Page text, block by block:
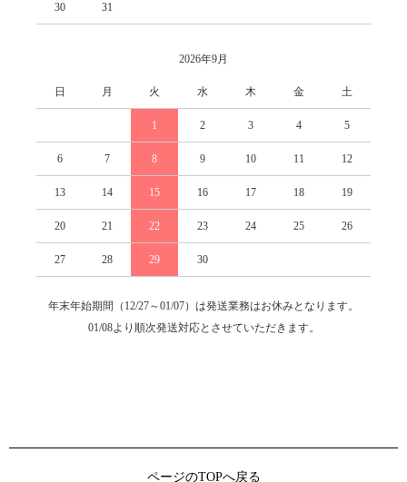
30 31
2026年9月
日 月 火 水 木 金 土
1 2 3 4 5
6 7 8 9 10 11 12
13 14 15 16 17 18 19
20 21 22 23 24 25 26
27 28 29 30
年末年始期間（12/27～01/07）は発送業務はお休みとなります。
01/08より順次発送対応とさせていただきます。
ページのTOPへ戻る